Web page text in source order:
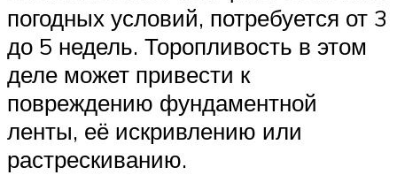
погодных условий, потребуется от 3
до 5 недель. Торопливость в этом
деле может привести к
повреждению фундаментной
ленты, её искривлению или
растрескиванию.